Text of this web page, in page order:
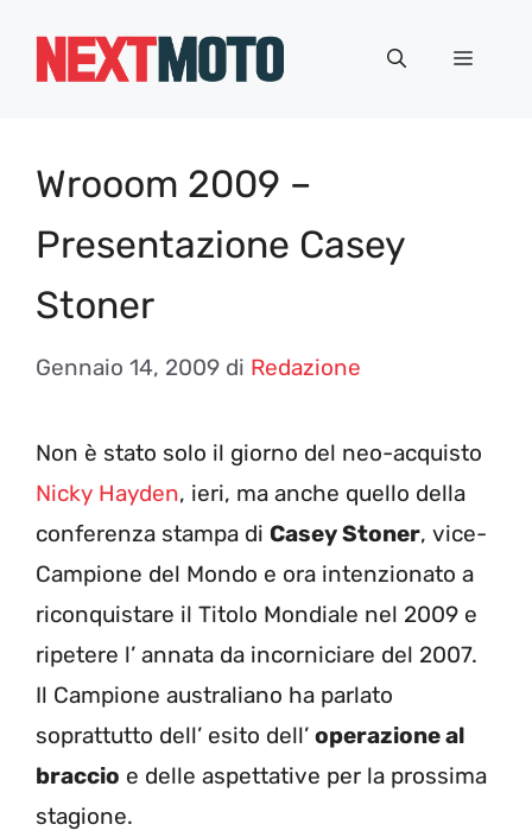
Menu
Wrooom 2009 –
Presentazione Casey
Stoner
Gennaio 14, 2009 di Redazione
Non è stato solo il giorno del neo-acquisto
Nicky Hayden, ieri, ma anche quello della
conferenza stampa di Casey Stoner, vice-
Campione del Mondo e ora intenzionato a
riconquistare il Titolo Mondiale nel 2009 e
ripetere l’ annata da incorniciare del 2007.
Il Campione australiano ha parlato
soprattutto dell’ esito dell’ operazione al
braccio e delle aspettative per la prossima
stagione.